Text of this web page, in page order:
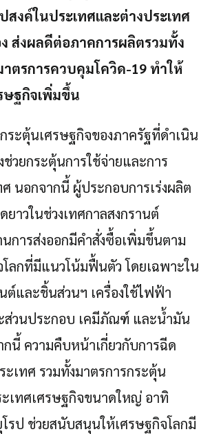
งค์ในประเทศและต่างประเทศ
ส่งผลดีต่อภาคการผลิตรวมทั้ง
ตรการควบคุมโควิด-19 ทำให้
ษฐกิจเพิ่มขึ้น
ระตุ้นเศรษฐกิจของภาครัฐที่ดำเนิน
ช่วยกระตุ้นการใช้จ่ายและการ
นอกจากนี้ ผู้ประกอบการเร่งผลิต
าวในช่วงเทศกาลสงกรานต์
นการส่งออกมีคำสั่งซื้อเพิ่มขึ้นตาม
ลกที่มีแนวโน้มฟื้นตัว โดยเฉพาะใน
และชิ้นส่วนฯ เครื่องใช้ไฟฟ้า
ส่วนประกอบ เคมีภัณฑ์ และน้ำมัน
กนี้ ความคืบหน้าเกี่ยวกับการฉีด
เทศ รวมทั้งมาตรการกระตุ้น
เทศเศรษฐกิจขนาดใหญ่ อาทิ
รป ช่วยสนับสนุนให้เศรษฐกิจโลกมี